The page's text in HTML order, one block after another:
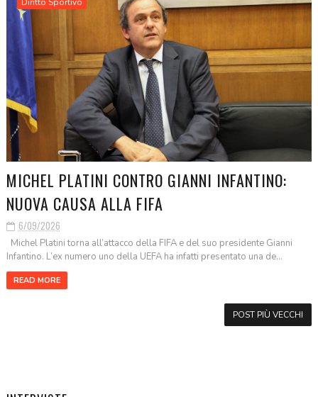
MICHEL PLATINI CONTRO GIANNI INFANTINO:
NUOVA CAUSA ALLA FIFA
6/09/2026
Michel Platini torna all’attacco della FIFA e del suo presidente Gianni
Infantino. L’ex numero uno della UEFA ha infatti presentato una de...
READ MORE
POST PIÙ VECCHI